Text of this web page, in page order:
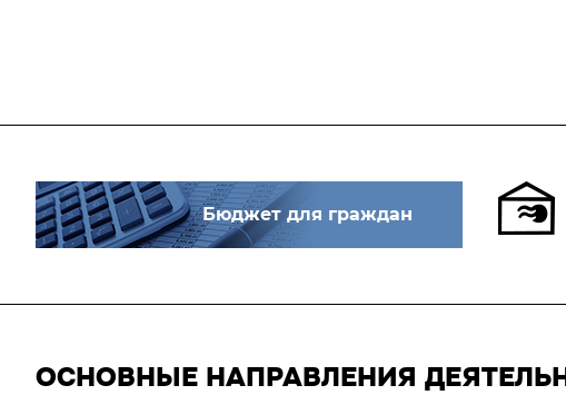
Бюджет для граждан
ОСНОВНЫЕ НАПРАВЛЕНИЯ